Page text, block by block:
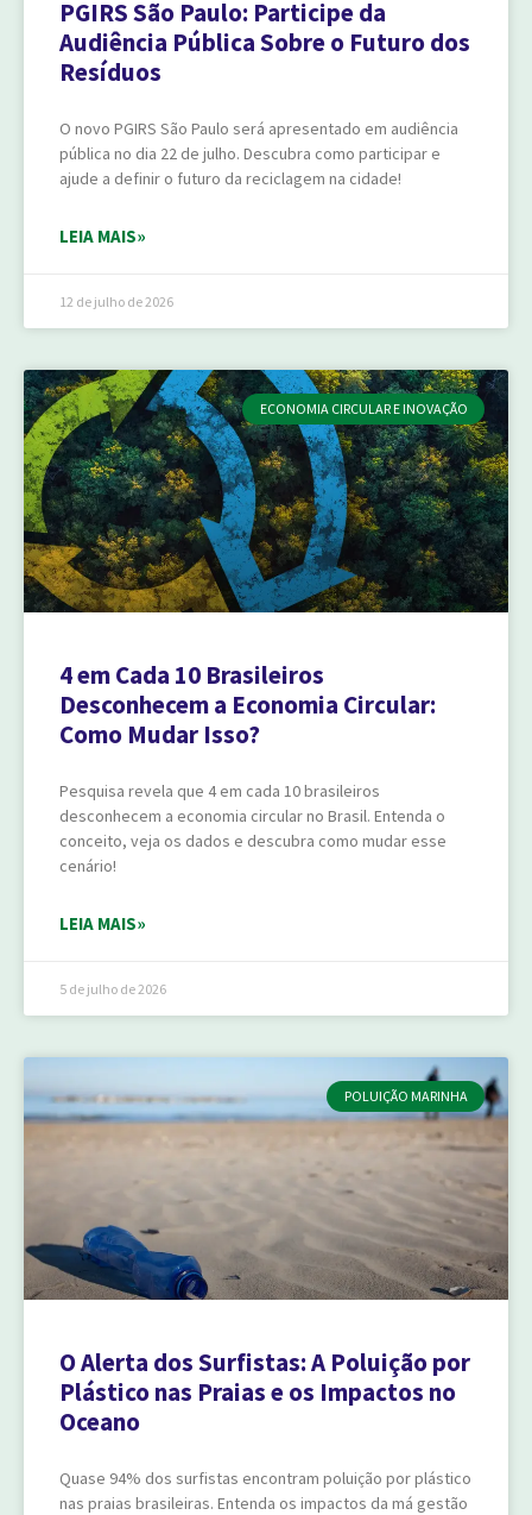
PGIRS São Paulo: Participe da
Audiência Pública Sobre o Futuro dos
Resíduos
O novo PGIRS São Paulo será apresentado em audiência
pública no dia 22 de julho. Descubra como participar e
ajude a definir o futuro da reciclagem na cidade!
LEIA MAIS»
12 de julho de 2026
ECONOMIA CIRCULAR E INOVAÇÃO
4 em Cada 10 Brasileiros
Desconhecem a Economia Circular:
Como Mudar Isso?
Pesquisa revela que 4 em cada 10 brasileiros
desconhecem a economia circular no Brasil. Entenda o
conceito, veja os dados e descubra como mudar esse
cenário!
LEIA MAIS»
5 de julho de 2026
POLUIÇÃO MARINHA
O Alerta dos Surfistas: A Poluição por
Plástico nas Praias e os Impactos no
Oceano
Quase 94% dos surfistas encontram poluição por plástico
nas praias brasileiras. Entenda os impactos da má gestão